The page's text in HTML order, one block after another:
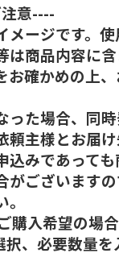
意----
ージです。
は商品内容に
お確かめの上
た場合、同
頼主様とお届
込みであって
がございます
購入希望の場
、必要数量を